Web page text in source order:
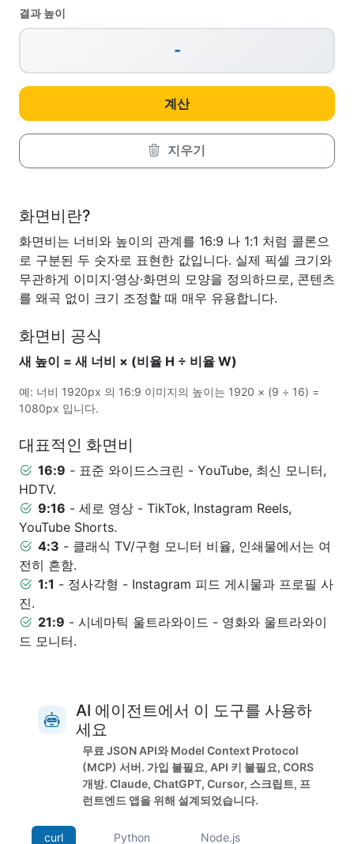
결과 높이
-
계산
지우기
화면비란?
화면비는 너비와 높이의 관계를 16:9 나 1:1 처럼 콜론으
로 구분된 두 숫자로 표현한 값입니다. 실제 픽셀 크기와
무관하게 이미지·영상·화면의 모양을 정의하므로, 콘텐츠
를 왜곡 없이 크기 조정할 때 매우 유용합니다.
화면비 공식
새 높이 = 새 너비 × (비율 H ÷ 비율 W)
예: 너비 1920px 의 16:9 이미지의 높이는 1920 × (9 ÷ 16) =
1080px 입니다.
대표적인 화면비
16:9 - 표준 와이드스크린 - YouTube, 최신 모니터,
HDTV.
9:16 - 세로 영상 - TikTok, Instagram Reels,
YouTube Shorts.
4:3 - 클래식 TV/구형 모니터 비율, 인쇄물에서는 여
전히 흔함.
1:1 - 정사각형 - Instagram 피드 게시물과 프로필 사
진.
21:9 - 시네마틱 울트라와이드 - 영화와 울트라와이
드 모니터.
AI 에이전트에서 이 도구를 사용하
세요
무료 JSON API와 Model Context Protocol
(MCP) 서버. 가입 불필요, API 키 불필요, CORS
개방. Claude, ChatGPT, Cursor, 스크립트, 프
런트엔드 앱을 위해 설계되었습니다.
curl Python Node.js